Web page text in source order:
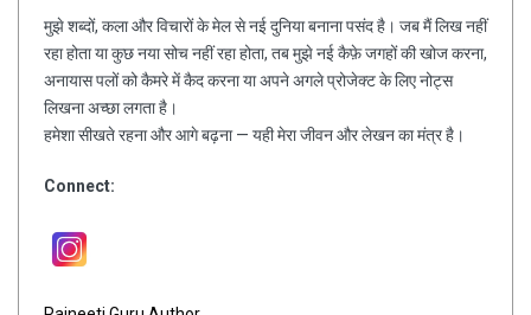
मुझे शब्दों, कला और विचारों के मेल से नई दुनिया बनाना पसंद है। जब मैं लिख नहीं
रहा होता या कुछ नया सोच नहीं रहा होता, तब मुझे नई कैफ़े जगहों की खोज करना,
अनायास पलों को कैमरे में कैद करना या अपने अगले प्रोजेक्ट के लिए नोट्स
लिखना अच्छा लगता है।
हमेशा सीखते रहना और आगे बढ़ना — यही मेरा जीवन और लेखन का मंत्र है।
Connect: